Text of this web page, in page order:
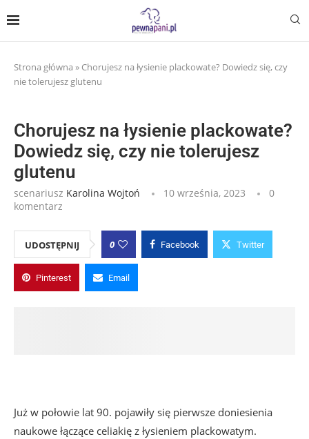
Strona główna » Chorujesz na łysienie plackowate? Dowiedz się, czy
nie tolerujesz glutenu
Chorujesz na łysienie plackowate?
Dowiedz się, czy nie tolerujesz
glutenu
scenariusz Karolina Wojtoń 10 września, 2023
0
komentarz
UDOSTĘPNIJ 0 Facebook Twitter
Pinterest Email
Już w połowie lat 90. pojawiły się pierwsze doniesienia
naukowe łączące celiakię z łysieniem plackowatym.